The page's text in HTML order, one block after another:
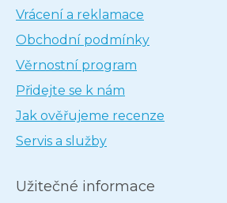
Vrácení a reklamace
Obchodní podmínky
Věrnostní program
Přidejte se k nám
Jak ověřujeme recenze
Servis a služby
Užitečné informace